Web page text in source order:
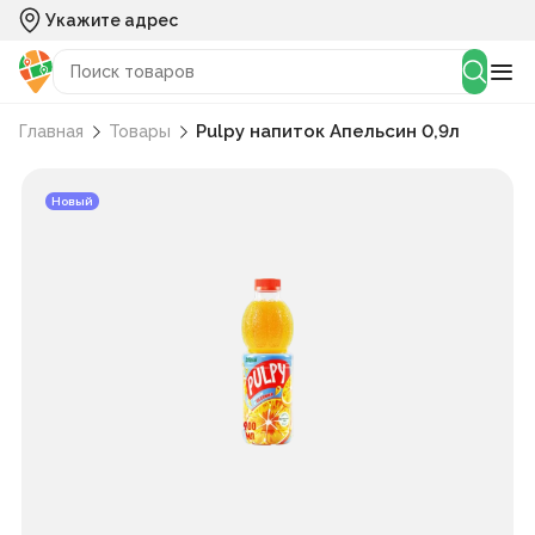
Укажите адрес
Главная Товары Pulpy напиток Апельсин 0,9л
Новый